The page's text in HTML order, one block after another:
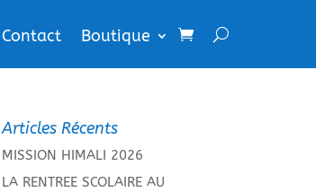
Contact Boutique
Articles Récents
MISSION HIMALI 2026
LA RENTREE SCOLAIRE AU